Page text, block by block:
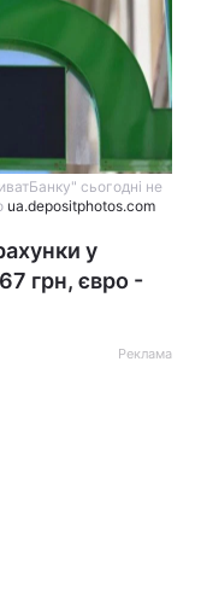
сьогодні не
ua.depositphotos.com
у
грн, євро -
Реклама